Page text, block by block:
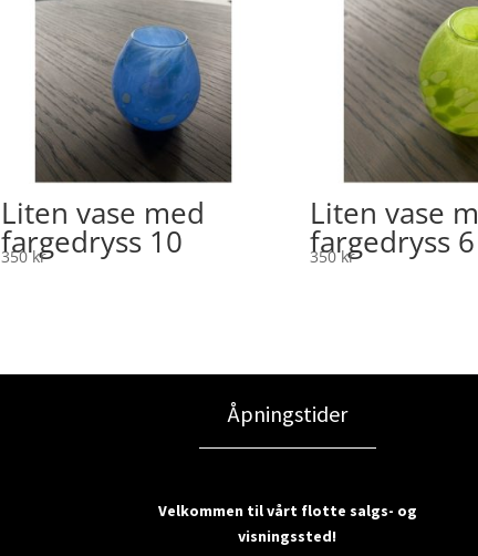
Liten vase med
fargedryss 10
350kr
Liten vase
fargedryss 6
350kr
Åpningstider
Velkommen til vårt flotte salgs- og
visningssted!